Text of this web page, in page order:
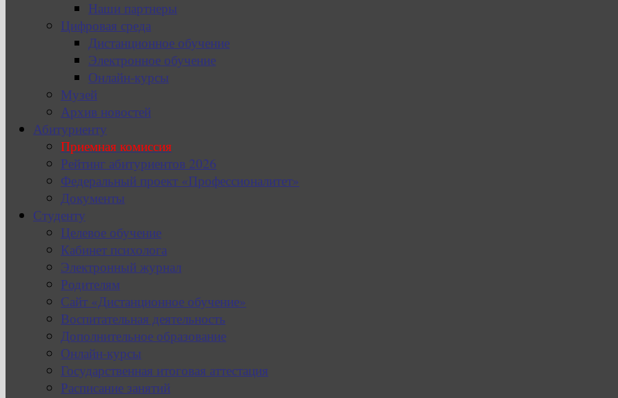
Наши партнеры
Цифровая среда
Дистанционное обучение
Электронное обучение
Онлайн-курсы
Музей
Архив новостей
Абитуриенту
Приемная комиссия
Рейтинг абитуриентов 2026
Федеральный проект «Профессионалитет»
Документы
Студенту
Целевое обучение
Кабинет психолога
Электронный журнал
Родителям
Сайт «Дистанционное обучение»
Воспитательная деятельность
Дополнительное образование
Онлайн-курсы
Государственная итоговая аттестация
Расписание занятий